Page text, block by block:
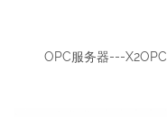
OPC服务器---X2OPC